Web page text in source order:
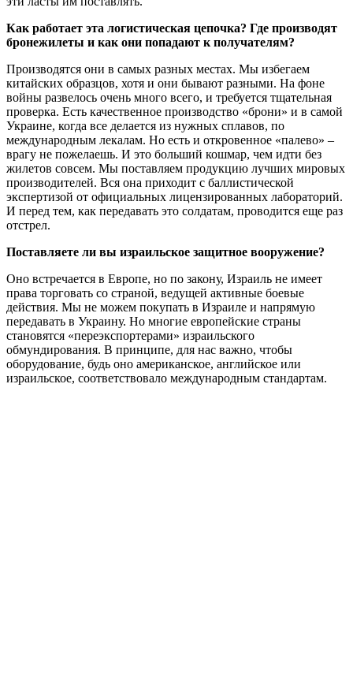
Как работает эта логистическая цепочка? Где производят
бронежилеты и как они попадают к получателям?
Производятся они в самых разных местах. Мы избегаем
китайских образцов, хотя и они бывают разными. На фоне
войны развелось очень много всего, и требуется тщательная
проверка. Есть качественное производство «брони» и в самой
Украине, когда все делается из нужных сплавов, по
международным лекалам. Но есть и откровенное «палево» –
врагу не пожелаешь. И это больший кошмар, чем идти без
жилетов совсем. Мы поставляем продукцию лучших мировых
производителей. Вся она приходит с баллистической
экспертизой от официальных лицензированных лабораторий.
И перед тем, как передавать это солдатам, проводится еще раз
отстрел.
Поставляете ли вы израильское защитное вооружение?
Оно встречается в Европе, но по закону, Израиль не имеет
права торговать со страной, ведущей активные боевые
действия. Мы не можем покупать в Израиле и напрямую
передавать в Украину. Но многие европейские страны
становятся «переэкспортерами» израильского
обмундирования. В принципе, для нас важно, чтобы
оборудование, будь оно американское, английское или
израильское, соответствовало международным стандартам.